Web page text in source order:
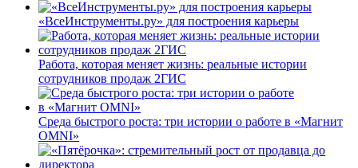
«ВсеИнструменты.ру» для построения карьеры
Работа, которая меняет жизнь: реальные истории
сотрудников продаж 2ГИС
Среда быстрого роста: три истории о работе в «Магнит
OMNI»